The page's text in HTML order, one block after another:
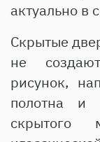
актуально в
Скрытые
не
рисунок,
полотна и